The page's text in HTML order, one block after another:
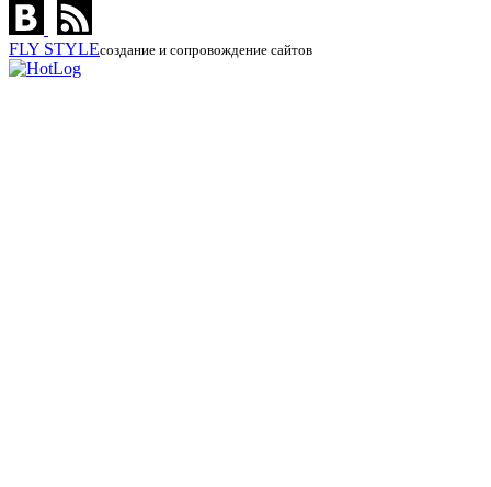
FLY STYLEсоздание и сопровождение сайтов